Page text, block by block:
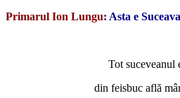
Primarul Ion Lungu: Asta e
Tot suceveanul
din feisbuc află